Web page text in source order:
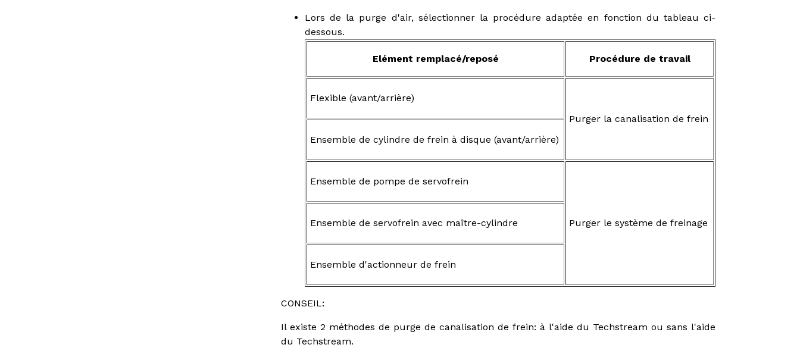
Lors de la purge d'air, sélectionner la procédure adaptée en fonction du tableau ci-
dessous.
Elément remplacé/reposé Procédure de travail
Flexible (avant/arrière)
Purger la canalisation de frein
Ensemble de cylindre de frein à disque (avant/arrière)
Ensemble de pompe de servofrein
Purger le système de freinage
Ensemble de servofrein avec maître-cylindre
Ensemble d'actionneur de frein
CONSEIL:
Il existe 2 méthodes de purge de canalisation de frein: à l'aide du Techstream ou sans l'aide
du Techstream.